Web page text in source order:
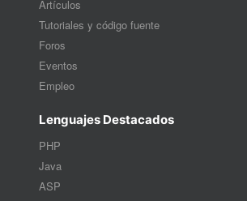
Artículos
Tutoriales y código fuente
Foros
Eventos
Empleo
Lenguajes Destacados
PHP
Java
ASP